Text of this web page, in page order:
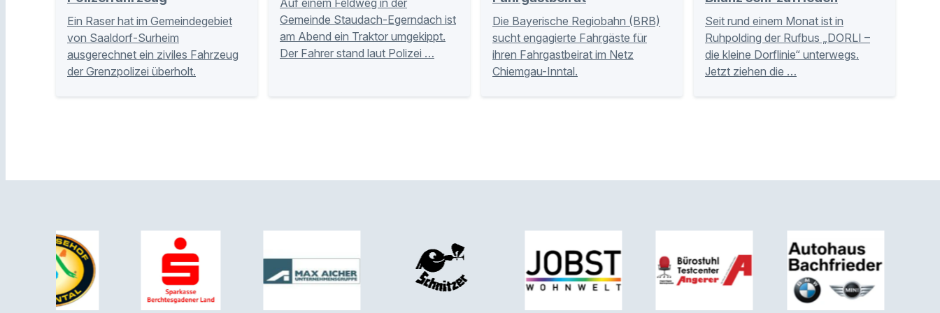
Ein Raser hat im Gemeindegebiet
von Saaldorf-Surheim
ausgerechnet ein ziviles Fahrzeug
der Grenzpolizei überholt.
Gemeinde Staudach-Egerndach ist
am Abend ein Traktor umgekippt.
Der Fahrer stand laut Polizei …
Die Bayerische Regiobahn (BRB)
sucht engagierte Fahrgäste für
ihren Fahrgastbeirat im Netz
Chiemgau-Inntal.
Seit rund einem Monat ist in
Ruhpolding der Rufbus „DORLI –
die kleine Dorflinie“ unterwegs.
Jetzt ziehen die …